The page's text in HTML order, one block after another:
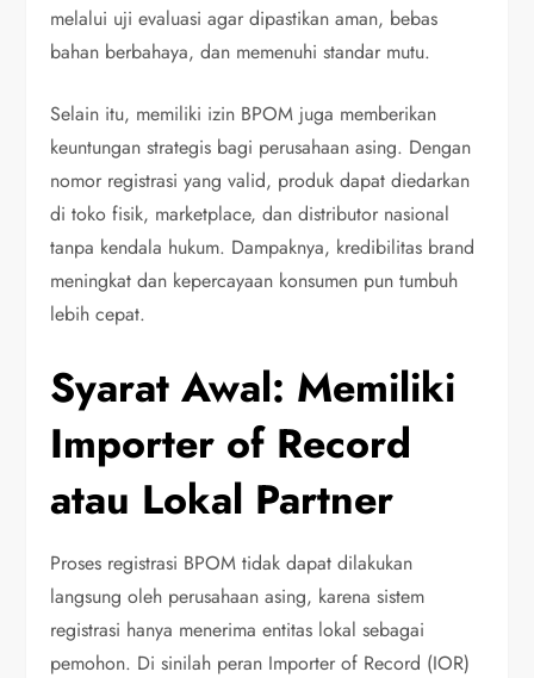
melalui uji evaluasi agar dipastikan aman, bebas
bahan berbahaya, dan memenuhi standar mutu.
Selain itu, memiliki izin BPOM juga memberikan
keuntungan strategis bagi perusahaan asing. Dengan
nomor registrasi yang valid, produk dapat diedarkan
di toko fisik, marketplace, dan distributor nasional
tanpa kendala hukum. Dampaknya, kredibilitas brand
meningkat dan kepercayaan konsumen pun tumbuh
lebih cepat.
Syarat Awal: Memiliki
Importer of Record
atau Lokal Partner
Proses registrasi BPOM tidak dapat dilakukan
langsung oleh perusahaan asing, karena sistem
registrasi hanya menerima entitas lokal sebagai
pemohon. Di sinilah peran Importer of Record (IOR)